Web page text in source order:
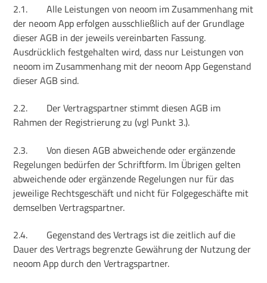
2.1.
Alle Leistungen von neoom im Zusammenhang mit
der neoom App erfolgen ausschließlich auf der Grundlage
dieser AGB in der jeweils vereinbarten Fassung.
Ausdrücklich festgehalten wird, dass nur Leistungen von
neoom im Zusammenhang mit der neoom App Gegenstand
dieser AGB sind.
2.2.
Der Vertragspartner stimmt diesen AGB im
Rahmen der Registrierung zu (vgl Punkt 3.).
2.3.
Von diesen AGB abweichende oder ergänzende
Regelungen bedürfen der Schriftform. Im Übrigen gelten
abweichende oder ergänzende Regelungen nur für das
jeweilige Rechtsgeschäft und nicht für Folgegeschäfte mit
demselben Vertragspartner.
2.4.
Gegenstand des Vertrags ist die zeitlich auf die
Dauer des Vertrags begrenzte Gewährung der Nutzung der
neoom App durch den Vertragspartner.